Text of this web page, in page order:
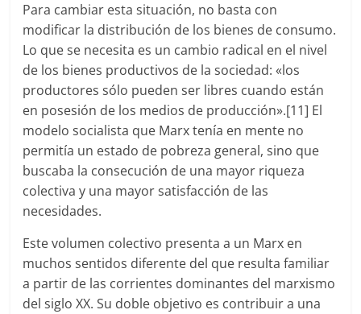
Para cambiar esta situación, no basta con
modificar la distribución de los bienes de consumo.
Lo que se necesita es un cambio radical en el nivel
de los bienes productivos de la sociedad: «los
productores sólo pueden ser libres cuando están
en posesión de los medios de producción».[11] El
modelo socialista que Marx tenía en mente no
permitía un estado de pobreza general, sino que
buscaba la consecución de una mayor riqueza
colectiva y una mayor satisfacción de las
necesidades.
Este volumen colectivo presenta a un Marx en
muchos sentidos diferente del que resulta familiar
a partir de las corrientes dominantes del marxismo
del siglo XX. Su doble objetivo es contribuir a una